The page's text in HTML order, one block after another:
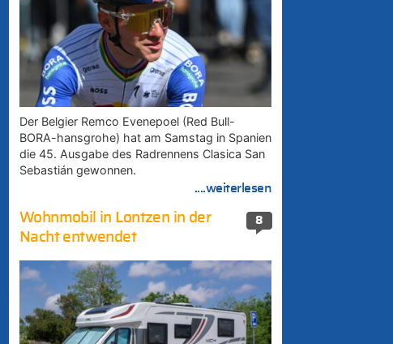
Der Belgier Remco Evenepoel (Red Bull-
BORA-hansgrohe) hat am Samstag in Spanien
die 45. Ausgabe des Radrennens Clasica San
Sebastián gewonnen.
....weiterlesen
8
Wohnmobil in Lontzen in der
Nacht entwendet